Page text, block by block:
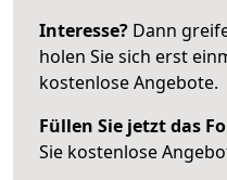
Interesse? Dann
holen Sie sich erst
kostenlose Angebote.
Füllen Sie jetzt das
Sie kostenlose